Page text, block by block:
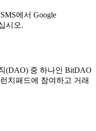
에서 Google
시오.
(DAO) 중 하나인 BitDAO
치패드에 참여하고 거래